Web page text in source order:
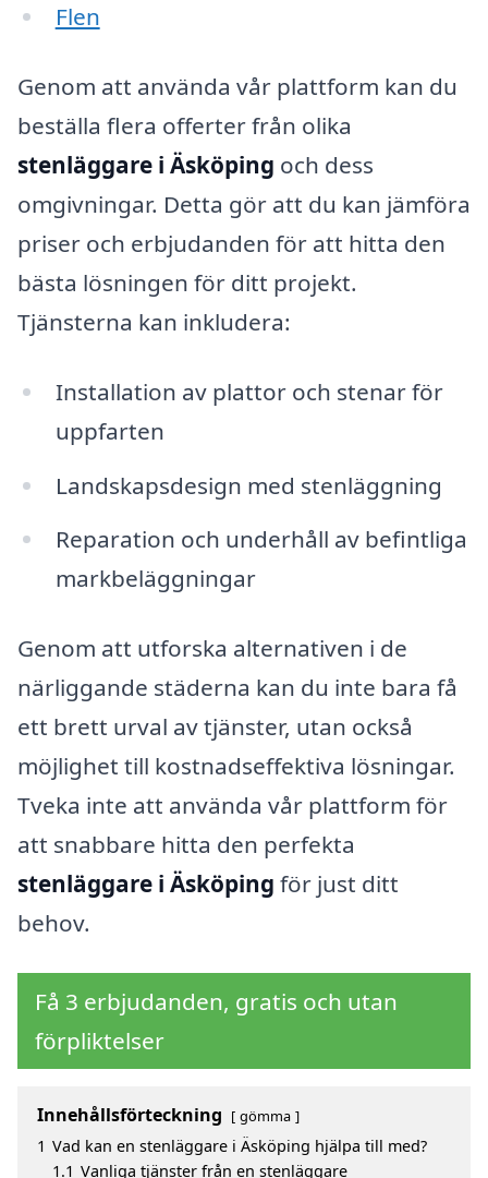
Flen
Genom att använda vår plattform kan du
beställa flera offerter från olika
stenläggare i Äsköping och dess
omgivningar. Detta gör att du kan jämföra
priser och erbjudanden för att hitta den
bästa lösningen för ditt projekt.
Tjänsterna kan inkludera:
Installation av plattor och stenar för
uppfarten
Landskapsdesign med stenläggning
Reparation och underhåll av befintliga
markbeläggningar
Genom att utforska alternativen i de
närliggande städerna kan du inte bara få
ett brett urval av tjänster, utan också
möjlighet till kostnadseffektiva lösningar.
Tveka inte att använda vår plattform för
att snabbare hitta den perfekta
stenläggare i Äsköping för just ditt
behov.
Få 3 erbjudanden, gratis och utan
förpliktelser
Innehållsförteckning gömma
1 Vad kan en stenläggare i Äsköping hjälpa till med?
1.1 Vanliga tjänster från en stenläggare